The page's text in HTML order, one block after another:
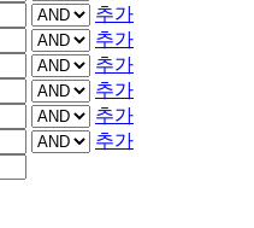
추가
추가
추가
추가
추가
추가